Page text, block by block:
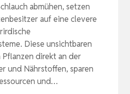
abmühen, setzen
auf eine clevere
Diese unsichtbaren
direkt an der
und Nährstoffen, sparen
und…